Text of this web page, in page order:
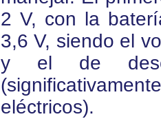
2 V, con la
3,6 V, siendo el
y el de
eléctricos).